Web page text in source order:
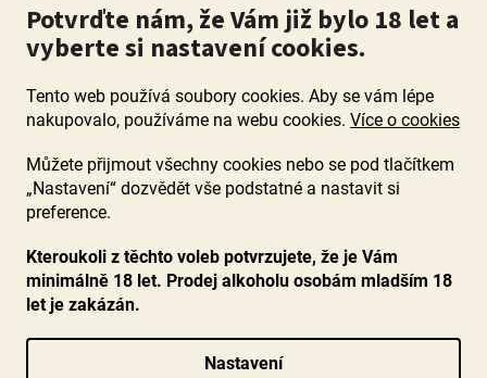
Potvrďte nám, že Vám již bylo 18 let a
vyberte si nastavení cookies.
Tento web používá soubory cookies. Aby se vám lépe
nakupovalo, používáme na webu cookies. Více o cookies
Můžete přijmout všechny cookies nebo se pod tlačítkem
„Nastavení“ dozvědět vše podstatné a nastavit si
preference.
Kteroukoli z těchto voleb potvrzujete, že je Vám
minimálně 18 let. Prodej alkoholu osobám mladším 18
let je zakázán.
Nastavení
ZÁKAZ PRODEJE ALKOHOLU OSOBÁM MLADŠÍM 18 LET. Pijte s
mírou i když pijete s Mírou.